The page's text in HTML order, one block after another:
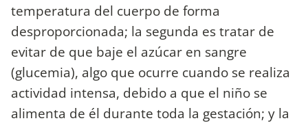
temperatura del cuerpo de forma
desproporcionada; la segunda es tratar de
evitar de que baje el azúcar en sangre
(glucemia), algo que ocurre cuando se realiza
actividad intensa, debido a que el niño se
alimenta de él durante toda la gestación; y la